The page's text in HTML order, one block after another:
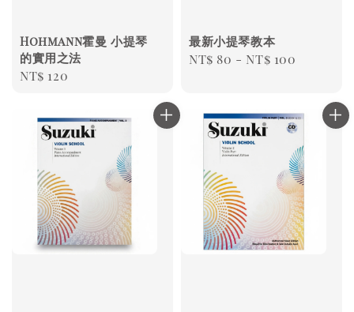
Hohmann霍曼 小提琴
的實用之法
Regular
NT$ 120
最新小提琴教本
Regular
NT$ 80 - NT$ 100